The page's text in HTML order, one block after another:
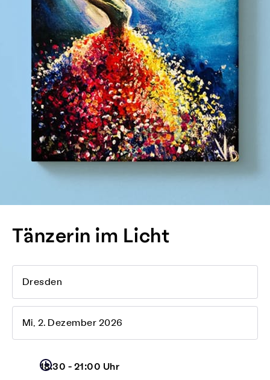
Tänzerin im Licht
Dresden
Mi, 2. Dezember 2026
18:30 - 21:00 Uhr